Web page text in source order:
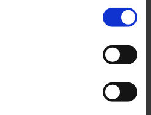
fra vores
ved at trykke på "Privacy
er relevant langt ud over
BOSS sin position i
performance og moderne